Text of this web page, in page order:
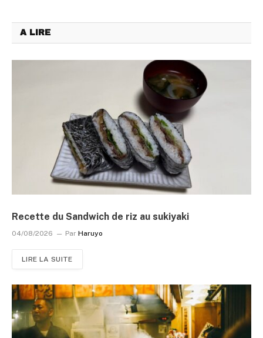
A LIRE
Recette du Sandwich de riz au sukiyaki
04/08/2026 Par Haruyo
LIRE LA SUITE